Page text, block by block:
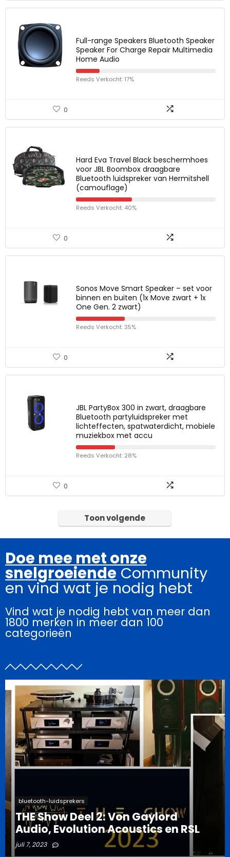
Full-range Speakers Bluetooth Speaker
Speaker For Charge Repair Multimedia
Home Audio
Reeds Verkocht: 17%
0
Hard Eva Travel Black beschermhoes
voor JBL Boombox draagbare
Bluetooth luidspreker van Hermitshell
(camouflage)
Reeds Verkocht: 40%
0
Sonos Move Smart Speaker – set voor
binnen en buiten (1x Move zwart + 1x
One Gen. 2 zwart)
Reeds Verkocht: 35%
0
JBL PartyBox 300 in zwart, draagbare
Bluetooth partyluidspreker met
lichteffecten, spatwaterdicht, mobiele
muziekbox met accu
Reeds Verkocht: 28%
0
Toon volgende
Doe mee met onze
snelgroeiende Community
en vind wat je nodig hebt
Vind wat je nodig hebt van meer dan
1800 merken in meer dan 100
categorieën
bluetooth-luidsprekers
THE Show Deel 2: Von Gaylord
Audio, Evolution Acoustics en RSL
juli 7, 2023